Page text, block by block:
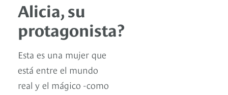
Alicia, su
protagonista?
Esta es una mujer que
está entre el mundo
real y el mágico -como